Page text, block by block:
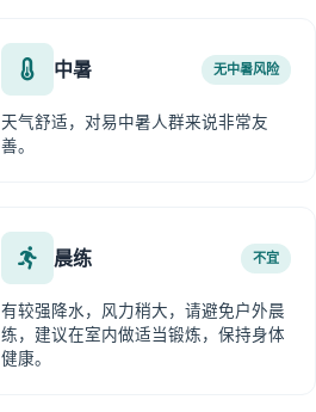
中暑 无中暑风险
天气舒适，对易中暑人群来说非常友
善。
晨练 不宜
有较强降水，风力稍大，请避免户外晨
练，建议在室内做适当锻炼，保持身体
健康。